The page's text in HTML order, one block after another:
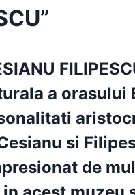
a orasului
si
de